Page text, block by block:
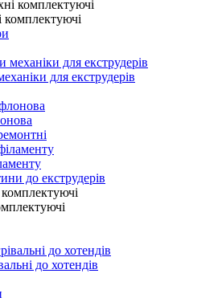
комплектуючі
для екструдерів
до екструдерів
до хотендів